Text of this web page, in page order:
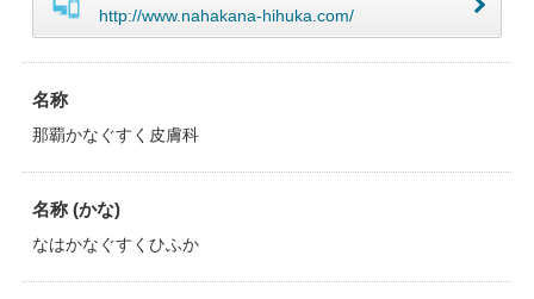
http://www.nahakana-hihuka.com/
名称
那覇かなぐすく皮膚科
名称 (かな)
なはかなぐすくひふか